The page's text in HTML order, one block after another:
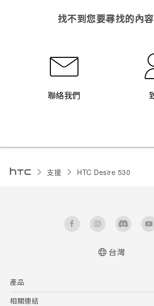
找不到您要尋找的內
聯絡我們
支援 HTC Desire 530‎
台灣
產品
5G
相關連結